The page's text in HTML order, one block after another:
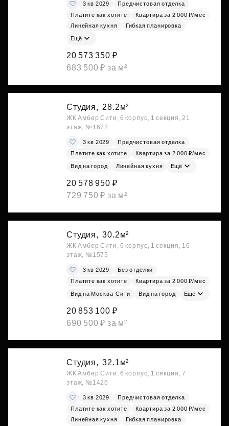
3 кв 2029
Предчистовая отделка
Платите как хотите
Квартира за 2 000 ₽/мес
Линейная кухня
Гибкая планировка
Ещё
20 573 350 ₽
683 500 ₽ за м²
Студия, 28.2м²
ЖК Амбер Сити, 6 корпус, 1 секция, 21
этаж, №1672
3 кв 2029
Предчистовая отделка
Платите как хотите
Квартира за 2 000 ₽/мес
Вид на город Линейная кухня Ещё
20 578 950 ₽
729 750 ₽ за м²
Студия, 30.2м²
ЖК Амбер Сити, 6 корпус, 1 секция, 16
этаж, №1575
3 кв 2029
Без отделки
Платите как хотите
Квартира за 2 000 ₽/мес
Вид на Москва-Сити Вид на город Ещё
20 853 100 ₽
690 500 ₽ за м²
Студия, 32.1м²
ЖК Амбер Сити, 6 корпус, 1 секция, 7
этаж, №1426
3 кв 2029
Предчистовая отделка
Платите как хотите
Квартира за 2 000 ₽/мес
Линейная кухня
Гибкая планировка